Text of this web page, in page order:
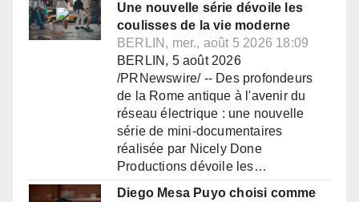
Une nouvelle série dévoile les
coulisses de la vie moderne
BERLIN, mer., août 5 2026 18:09
BERLIN, 5 août 2026
/PRNewswire/ -- Des profondeurs
de la Rome antique à l'avenir du
réseau électrique : une nouvelle
série de mini-documentaires
réalisée par Nicely Done
Productions dévoile les…
Diego Mesa Puyo choisi comme